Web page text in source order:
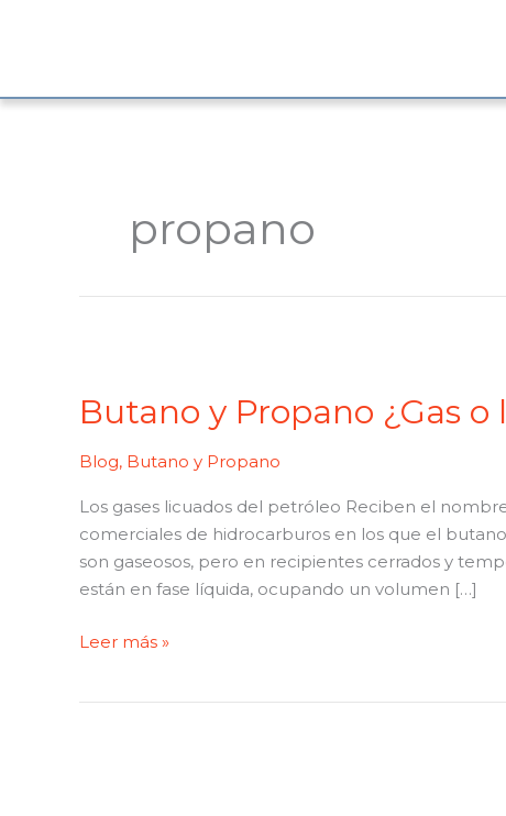
propano
Butano y Propano ¿Gas o
Blog, Butano y Propano
Los gases licuados del petróleo Reciben el
comerciales de hidrocarburos en los que el
son gaseosos, pero en recipientes cerrados y
están en fase líquida, ocupando un volumen […]
Propano
o
Leer más »